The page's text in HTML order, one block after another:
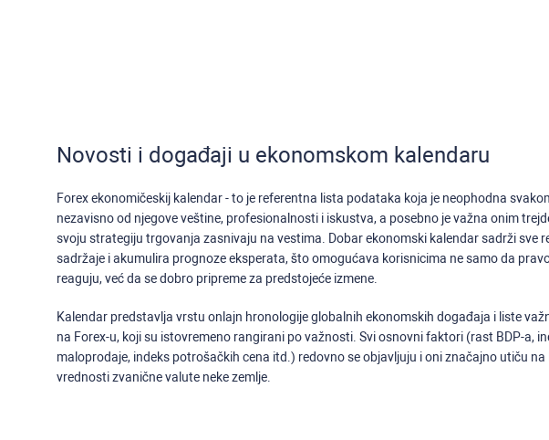
Novosti i događaji u ekonomskom kalendaru
Forex ekonomičeskij kalendar - to je referentna lista podataka koja je neophodna
nezavisno od njegove veštine, profesionalnosti i iskustva, a posebno je važna onim
svoju strategiju trgovanja zasnivaju na vestima. Dobar ekonomski kalendar sadrži sve
sadržaje i akumulira prognoze eksperata, što omogućava korisnicima ne samo da
reaguju, već da se dobro pripreme za predstojeće izmene.
Kalendar predstavlja vrstu onlajn hronologije globalnih ekonomskih događaja i liste
na Forex-u, koji su istovremeno rangirani po važnosti. Svi osnovni faktori (rast BDP-a,
maloprodaje, indeks potrošačkih cena itd.) redovno se objavljuju i oni značajno utiču na
vrednosti zvanične valute neke zemlje.